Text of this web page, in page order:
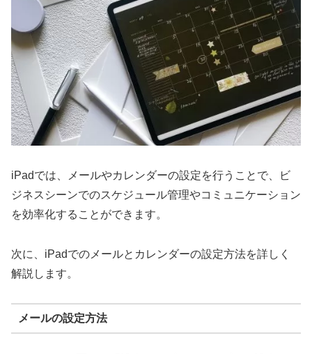
iPadでは、メールやカレンダーの設定を行うことで、ビ
ジネスシーンでのスケジュール管理やコミュニケーション
を効率化することができます。
次に、iPadでのメールとカレンダーの設定方法を詳しく
解説します。
メールの設定方法